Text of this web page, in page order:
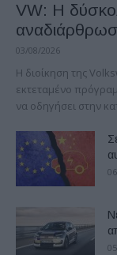
VW: Η
03/08/2026
Η διοίκηση της
εκτεταμένο
να οδηγήσει στην